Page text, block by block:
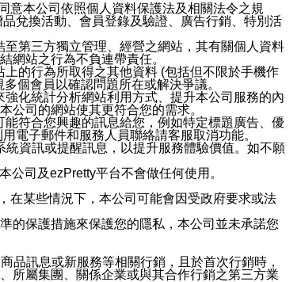
意本公司依照個人資料保護法及相關法令之規
兌換活動、會員登錄及驗證、廣告行銷、特別活
第三方獨立管理、經營之網站，其有關個人資料
網站之行為不負連帶責任。
的行為所取得之其他資料 (包括但不限於手機作
個會員以確認問題所在或解決爭議。
化統計分析網站利用方式、提升本公司服務的內
公司的網站使其更符合您的需求。
符合您興趣的訊息給您，例如特定標題廣告、優
電子郵件和服務人員聯絡請客服取消功能。
資訊或提醒訊息，以提升服務體驗價值。如不願
司及ezPretty平台不會做任何使用。
在某些情況下，本公司可能會因受政府要求或法
的保護措施來保護您的隱私，本公司並未承諾您
品訊息或新服務等相關行銷，且於首次行銷時，
所屬集團、關係企業或與其合作行銷之第三方業